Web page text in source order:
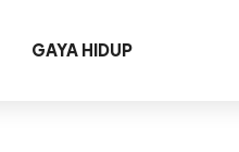
GAYA HIDUP